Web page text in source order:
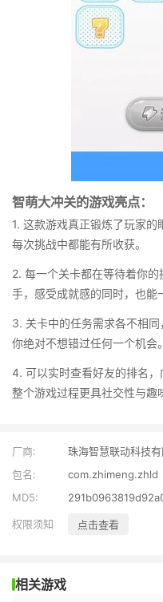
智萌大冲关的游戏亮点：
1. 这款游戏真正锻炼了玩家
每次挑战中都能有所收获。
2. 每一个关卡都在等待着你
手，感受成就感的同时，也能
3. 关卡中的任务需求各不相同
你绝对不想错过任何一个机会。
4. 可以实时查看好友的排名
整个游戏过程更具社交性与趣
厂商:
珠海智慧联动科技
包名:
com.zhimeng.zhld
MD5:
权限须知 点击查看
相关游戏